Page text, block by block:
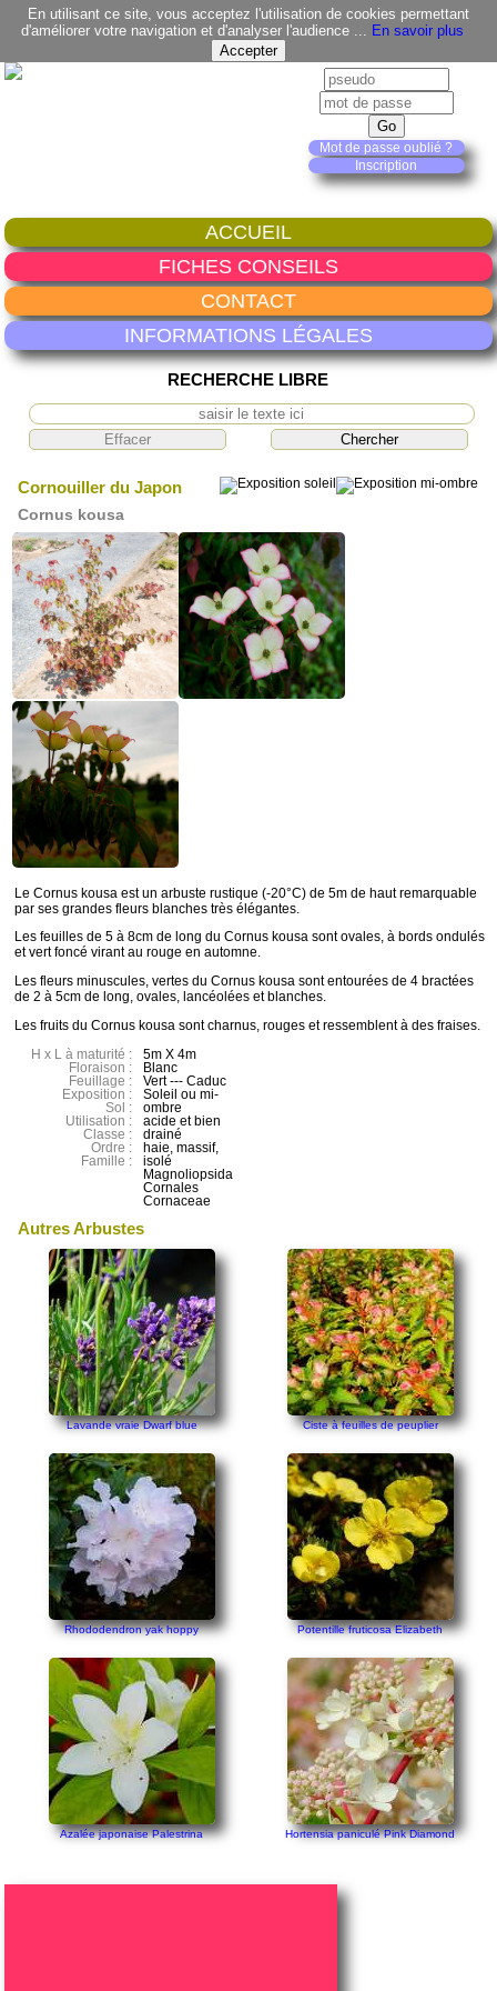
En utilisant ce site, vous acceptez l'utilisation de cookies permettant
d'améliorer votre navigation et d'analyser l'audience ... En savoir plus
Mot de passe oublié ?
Inscription
ACCUEIL
FICHES CONSEILS
CONTACT
INFORMATIONS LÉGALES
RECHERCHE LIBRE
Cornouiller du Japon
Cornus kousa
Le Cornus kousa est un arbuste rustique (-20°C) de 5m de haut remarquable
par ses grandes fleurs blanches très élégantes.
Les feuilles de 5 à 8cm de long du Cornus kousa sont ovales, à bords ondulés
et vert foncé virant au rouge en automne.
Les fleurs minuscules, vertes du Cornus kousa sont entourées de 4 bractées
de 2 à 5cm de long, ovales, lancéolées et blanches.
Les fruits du Cornus kousa sont charnus, rouges et ressemblent à des fraises.
H x L à maturité :
Floraison :
Feuillage :
Exposition :
Sol :
Utilisation :
Classe :
Ordre :
Famille :
5m X 4m
Blanc
Vert --- Caduc
Soleil ou mi-
ombre
acide et bien
drainé
haie, massif,
isolé
Magnoliopsida
Cornales
Cornaceae
Autres Arbustes
Lavande vraie Dwarf blue Ciste à feuilles de peuplier
Rhododendron yak hoppy Potentille fruticosa Elizabeth
Azalée japonaise Palestrina Hortensia paniculé Pink Diamond